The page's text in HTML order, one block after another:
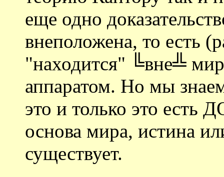
еще одно
внеположена, то есть
"находится" ╚вне╩
аппаратом. Но мы
это и только это
основа мира, истина
существует.